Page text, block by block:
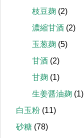
枝豆麹 (2)
濃縮甘酒 (2)
玉葱麹 (5)
甘酒 (2)
甘麹 (1)
生姜醤油麹 (1)
白玉粉 (11)
砂糖 (78)